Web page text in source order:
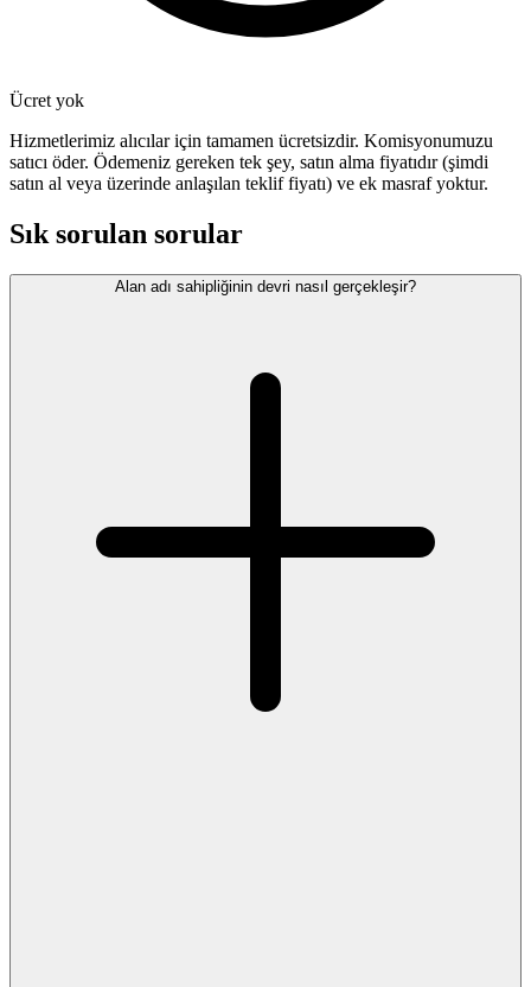
Ücret yok
Hizmetlerimiz alıcılar için tamamen ücretsizdir. Komisyonumuzu
satıcı öder. Ödemeniz gereken tek şey, satın alma fiyatıdır (şimdi
satın al veya üzerinde anlaşılan teklif fiyatı) ve ek masraf yoktur.
Sık sorulan sorular
Alan adı sahipliğinin devri nasıl gerçekleşir?